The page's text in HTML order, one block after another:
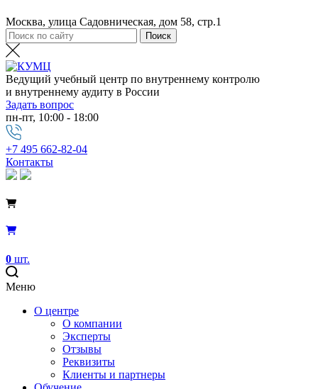
Москва, улица Садовническая, дом 58, стр.1
Ведущий учебный центр по внутреннему контролю
и внутреннему аудиту в России
Задать вопрос
пн-пт, 10:00 - 18:00
+7 495 662-82-04
Контакты
0 шт.
Меню
О центре
О компании
Эксперты
Отзывы
Реквизиты
Клиенты и партнеры